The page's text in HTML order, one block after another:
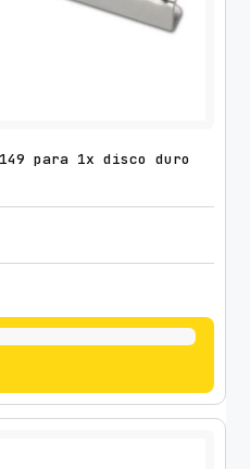
para 1x disco duro